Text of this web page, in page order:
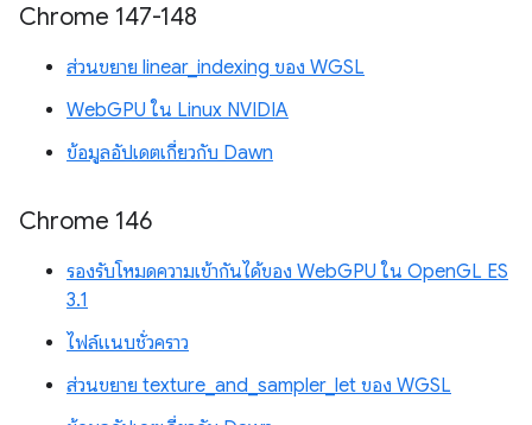
Chrome 147-148
ส่วนขยาย linear_indexing ของ WGSL
WebGPU ใน Linux NVIDIA
ข้อมูลอัปเดตเกี่ยวกับ Dawn
Chrome 146
รองรับโหมดความเข้ากันได้ของ WebGPU ใน OpenGL ES
3.1
ไฟล์แนบชั่วคราว
ส่วนขยาย texture_and_sampler_let ของ WGSL